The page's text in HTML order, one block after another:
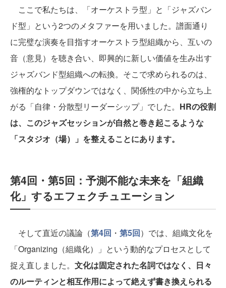
ここで私たちは、「オーケストラ型」と「ジャズバン
ド型」という2つのメタファーを用いました。譜面通り
に完璧な演奏を目指すオーケストラ型組織から、互いの
音（意見）を聴き合い、即興的に新しい価値を生み出す
ジャズバンド型組織への転換。そこで求められるのは、
強権的なトップダウンではなく、関係性の中から立ち上
がる「自律・分散型リーダーシップ」でした。 HRの役割
は、このジャズセッションが自然と巻き起こるような
「スタジオ（場）」を整えることにあります。
第4回・第5回：予測不能な未来を「組織
化」するエフェクチュエーション
そして直近の議論（第4回 ・ 第5回）では、組織文化を
「Organizing（組織化）」という動的なプロセスとして
捉え直しました。 文化は固定された名詞ではなく、日々
のルーティンと相互作用によって絶えず書き換えられる